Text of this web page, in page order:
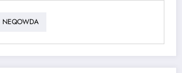
NEQOWDA